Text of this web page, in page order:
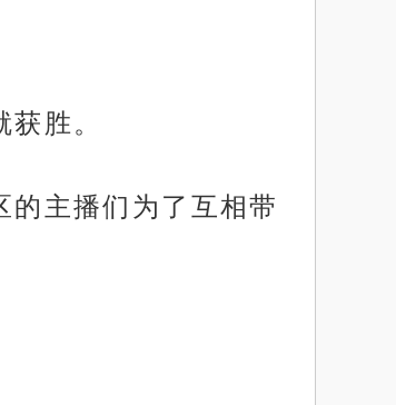
胜。
的主播们为了互相带